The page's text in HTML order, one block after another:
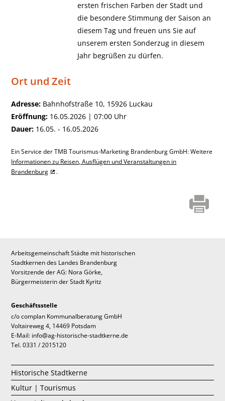
ersten frischen Farben der Stadt und
die besondere Stimmung der Saison an
diesem Tag und freuen uns Sie auf
unserem ersten Sonderzug in diesem
Jahr begrüßen zu dürfen.
Ort und Zeit
Adresse: Bahnhofstraße 10, 15926 Luckau
Eröffnung: 16.05.2026 | 07:00 Uhr
Dauer: 16.05. - 16.05.2026
Ein Service der TMB Tourismus-Marketing Brandenburg GmbH: Weitere
Informationen zu Reisen, Ausflügen und Veranstaltungen in
Brandenburg
.
Arbeitsgemeinschaft Städte mit historischen
Stadtkernen des Landes Brandenburg
Vorsitzende der AG: Nora Görke,
Bürgermeisterin der Stadt Kyritz
Geschäftsstelle
c/o complan Kommunalberatung GmbH
Voltaireweg 4, 14469 Potsdam
E-Mail: info@ag-historische-stadtkerne.de
Tel. 0331 / 2015120
Historische Stadtkerne
Kultur | Tourismus